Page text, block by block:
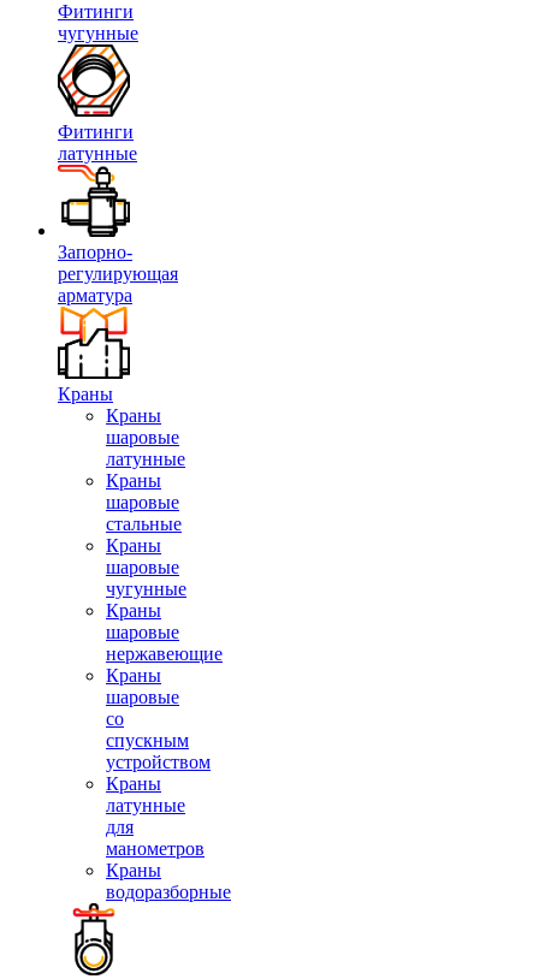
Фитинги
чугунные
Фитинги
латунные
Запорно-
регулирующая
арматура
Краны
Краны
шаровые
латунные
Краны
шаровые
стальные
Краны
шаровые
чугунные
Краны
шаровые
нержавеющие
Краны
шаровые
со
спускным
устройством
Краны
латунные
для
манометров
Краны
водоразборные